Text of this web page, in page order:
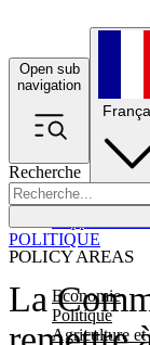
Open sub
navigation
Recherche
POLICY AREAS
Economie
Politique
Agriculture
La
POLITIQUE